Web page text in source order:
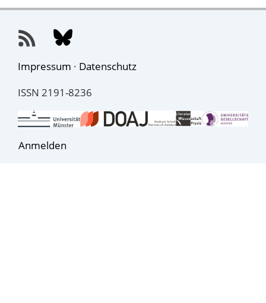
Impressum · Datenschutz
ISSN 2191-8236
Anmelden